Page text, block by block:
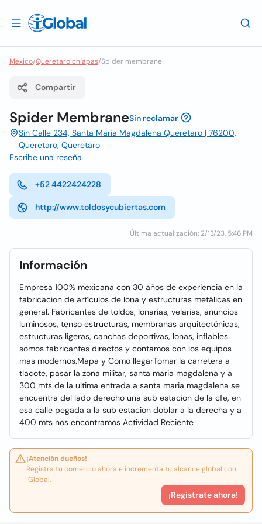
Mexico/Queretaro chiapas/Spider membrane
Compartir
Spider MembraneSin reclamar
Sin Calle 234, Santa Maria Magdalena Queretaro | 76200,
Queretaro, Queretaro
Escribe una reseña
+52 4422424228
http://www.toldosycubiertas.com
Última actualización: 2/13/23, 5:46 PM
Información
Empresa 100% mexicana con 30 años de experiencia en la
fabricacion de artículos de lona y estructuras metálicas en
general. Fabricantes de toldos, lonarias, velarias, anuncios
luminosos, tenso estructuras, membranas arquitectónicas,
estructuras ligeras, canchas deportivas, lonas, inflables.
somos fabricantes directos y contamos con los equipos
mas modernos.Mapa y Como llegarTomar la carretera a
tlacote, pasar la zona militar, santa maria magdalena y a
300 mts de la ultima entrada a santa maria magdalena se
encuentra del lado derecho una sub estacion de la cfe, en
esa calle pegada a la sub estacion doblar a la derecha y a
400 mts nos encontramos Actividad Reciente
¡Atención dueños!
Registra tu comercio ahora e incrementa tu alcance global con
iGlobal.
¡Registrate ahora!